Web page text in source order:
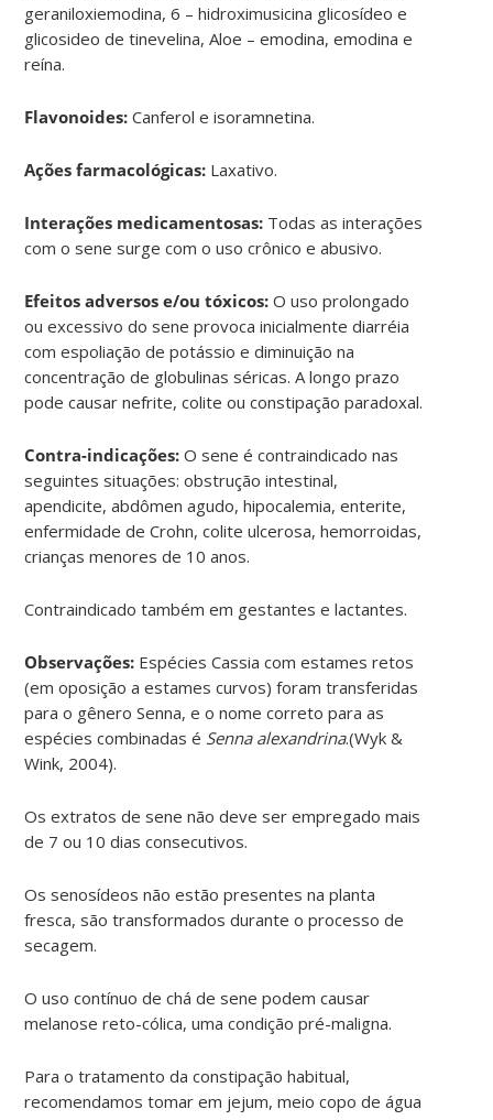
geraniloxiemodina, 6 – hidroximusicina glicosídeo e
glicosideo de tinevelina, Aloe – emodina, emodina e
reína.
Flavonoides:Canferol e isoramnetina.
Ações farmacológicas: Laxativo.
Interações medicamentosas: Todas as interações
com o sene surge com o uso crônico e abusivo.
Efeitos adversos e/ou tóxicos: O uso prolongado
ou excessivo do sene provoca inicialmente diarréia
com espoliação de potássio e diminuição na
concentração de globulinas séricas. A longo prazo
pode causar nefrite, colite ou constipação paradoxal.
Contra-indicações:O sene é contraindicado nas
seguintes situações: obstrução intestinal,
apendicite, abdômen agudo, hipocalemia, enterite,
enfermidade de Crohn, colite ulcerosa, hemorroidas,
crianças menores de 10 anos.
Contraindicado também em gestantes e lactantes.
Observações: Espécies Cassia com estames retos
(em oposição a estames curvos) foram transferidas
para o gênero Senna, e o nome correto para as
espécies combinadas é Senna alexandrina.(Wyk &
Wink, 2004).
Os extratos de sene não deve ser empregado mais
de 7 ou 10 dias consecutivos.
Os senosídeos não estão presentes na planta
fresca, são transformados durante o processo de
secagem.
O uso contínuo de chá de sene podem causar
melanose reto-cólica, uma condição pré-maligna.
Para o tratamento da constipação habitual,
recomendamos tomar em jejum, meio copo de água